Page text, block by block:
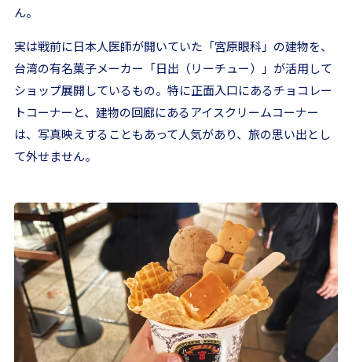
ん。
実は戦前に日本人医師が開いていた「宮原眼科」の建物を、
台湾の有名菓子メーカー「日出（リーチュー）」が活用して
ショップ展開しているもの。特に正面入口にあるチョコレー
トコーナーと、建物の回廊にあるアイスクリームコーナー
は、写真映えすることもあって人気があり、旅の思い出とし
て外せません。